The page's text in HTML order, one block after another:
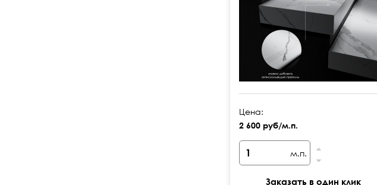
Цена:
2 600 руб/м.п.
м.п.
Заказать в один клик